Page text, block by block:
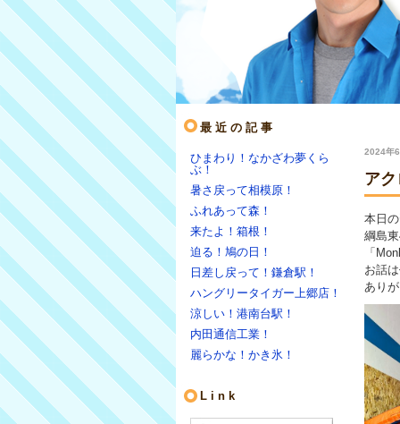
最近の記事
ひまわり！なかざわ夢くら
ぶ！
暑さ戻って相模原！
ふれあって森！
来たよ！箱根！
迫る！鳩の日！
日差し戻って！鎌倉駅！
ハングリータイガー上郷店！
涼しい！港南台駅！
内田通信工業！
麗らかな！かき氷！
Link
2024年
ア
本日
綱島
「
お話
あり